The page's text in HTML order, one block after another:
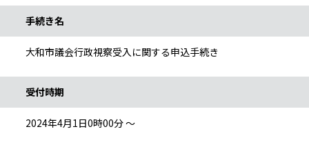
手続き名
大和市議会行政視察受入に関する申込手続き
受付時期
2024年4月1日0時00分 ～